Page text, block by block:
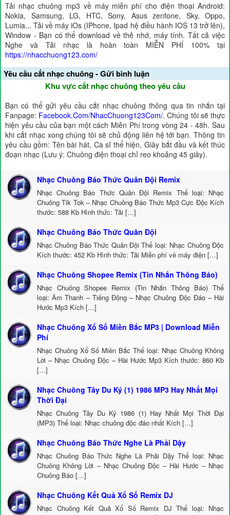
Tải nhạc chuông mp3 về máy miễn phí cho điện thoại Android:
Nokia, Samsung, LG, HTC, Sony, Asus zenfone, Sky, Oppo,
Lumia... Tải về máy iOs (IPhone, Ipad hệ điều hành IOS 13 trở lên),
Window - Bạn có thể download về thẻ nhớ, máy tính. Tất cả việc
Nghe và Tải nhạc là hoàn toàn MIỄN PHÍ 100% tại
https://nhacchuong123.com/
Yêu cầu cắt nhạc chuông - Gửi bình luận
Khu vực cắt nhạc chuông theo yêu cầu
Bạn có thể gửi yêu cầu cắt nhạc chuông thông qua tin nhắn tại
Fanpage: Facebook.Com/NhacChuong123Com/. Chúng tôi sẽ thực
hiện yêu cầu của bạn một cách Miễn Phí trong vòng 24 - 48h. Sau
khi cắt nhạc xong chúng tôi sẽ chủ động liên hệ tới bạn. Thông tin
yêu cầu gồm: Tên bài hát, Ca sĩ thể hiện, Giây bắt đầu và kết thúc
đoạn nhạc (Lưu ý: Chuông điện thoại chỉ reo khoảng 45 giây).
Nhạc Chuông Báo Thức Quân Đội Remix
Nhạc Chuông Báo Thức Quân Đội Remix Thể loại: Nhạc
Chuông Tik Tok – Nhạc Chuông Báo Thức Mp3 Cực Độc Kích
thước: 588 Kb Hình thức: Tải […]
Nhạc Chuông Báo Thức Quân Đội
Nhạc Chuông Báo Thức Quân Đội Thể loại: Nhạc Chuông Độc
Kích thước: 452 Kb Hình thức: Tải Miễn phí về máy điện […]
Nhạc Chuông Shopee Remix (Tin Nhắn Thông Báo)
Nhạc Chuông Shopee Remix (Tin Nhắn Thông Báo) Thể
loại: Âm Thanh – Tiếng Động – Nhạc Chuông Độc Đáo – Hài
Hước Mp3 Kích […]
Nhạc Chuông Xổ Số Miền Bắc MP3 | Download Miễn
Phí
Nhạc Chuông Xổ Số Miền Bắc Thể loại: Nhạc Chuông Không
Lời – Nhạc Chuông Độc – Hài Hước Mp3 Kích thước: 860 Kb
[…]
Nhạc Chuông Tây Du Ký (1) 1986 MP3 Hay Nhất Mọi
Thời Đại
Nhạc Chuông Tây Du Ký 1986 (1) Hay Nhất Mọi Thời Đại
(MP3) Thể loại: Nhạc chuông độc đáo nhất Kích […]
Nhạc Chuông Báo Thức Nghe Là Phải Dậy
Nhạc Chuông Báo Thức Nghe Là Phải Dậy Thể loại: Nhạc
Chuông Không Lời – Nhạc Chuông Độc – Hài Hước – Nhạc
Chuông Báo […]
Nhạc Chuông Kết Quả Xổ Số Remix DJ
Nhạc Chuông Kết Quả Xổ Số Remix DJ Thể loại: Nhạc